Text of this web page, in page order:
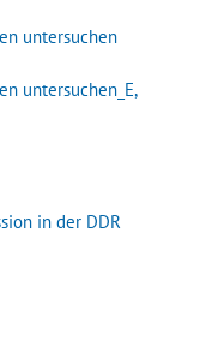
untersuchen
untersuchen_E,
in der DDR